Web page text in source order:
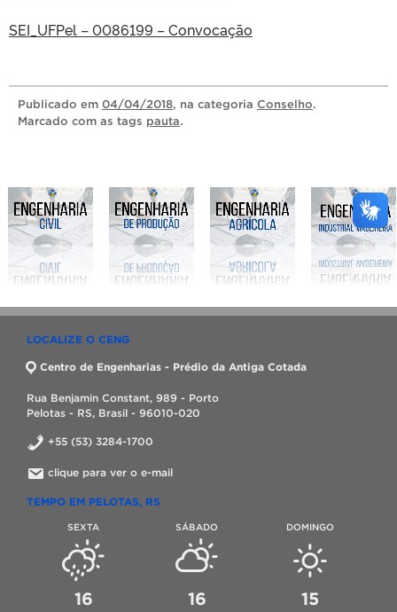
SEI_UFPel – 0086199 – Convocação
Publicado em 04/04/2018, na categoria Conselho.
Marcado com as tags pauta.
LOCALIZE O CENG
Centro de Engenharias - Prédio da Antiga Cotada
Rua Benjamin Constant, 989 - Porto
Pelotas - RS, Brasil - 96010-020
+55 (53) 3284-1700
clique para ver o e-mail
TEMPO EM PELOTAS, RS
SEXTA
16
SÁBADO
16
DOMINGO
15